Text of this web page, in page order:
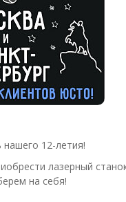
12-летия!
лазерный
на себя!